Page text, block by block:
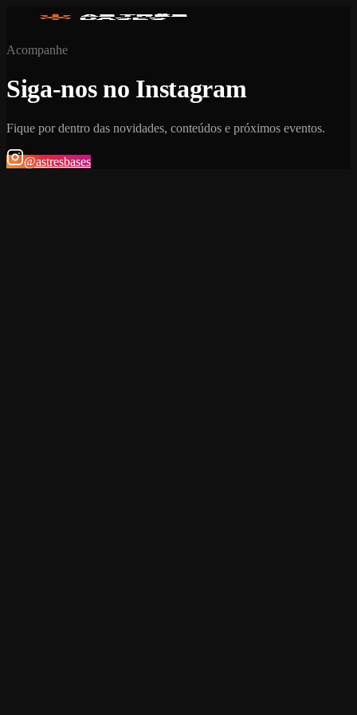
Acompanhe
Siga-nos no Instagram
Fique por dentro das novidades, conteúdos e próximos eventos.
@astresbases